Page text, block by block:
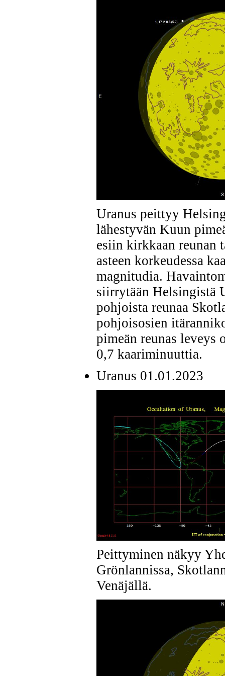
Uranus peittyy
lähestyvän Kuun
esiin kirkkaan reunan
asteen korkeudessa
magnitudia.
siirrytään Helsingistä
pohjoista reunaa
pohjoisosien
pimeän reunas
0,7 kaariminuuttia.
Uranus 01.01.2023
Peittyminen näkyy
Grönlannissa,
Venäjällä.